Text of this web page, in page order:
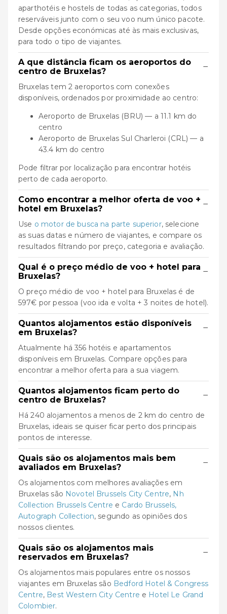
aparthotéis e hostels de todas as categorias, todos
reserváveis junto com o seu voo num único pacote.
Desde opções económicas até às mais exclusivas,
para todo o tipo de viajantes.
A que distância ficam os aeroportos do
centro de Bruxelas?
−
Bruxelas tem 2 aeroportos com conexões
disponíveis, ordenados por proximidade ao centro:
Aeroporto de Bruxelas (BRU) — a 11.1 km do
centro
Aeroporto de Bruxelas Sul Charleroi (CRL) — a
43.4 km do centro
Pode filtrar por localização para encontrar hotéis
perto de cada aeroporto.
Como encontrar a melhor oferta de voo +
hotel em Bruxelas?
−
Use o motor de busca na parte superior, selecione
as suas datas e número de viajantes, e compare os
resultados filtrando por preço, categoria e avaliação.
Qual é o preço médio de voo + hotel para
Bruxelas?
−
O preço médio de voo + hotel para Bruxelas é de
597€ por pessoa (voo ida e volta + 3 noites de hotel).
Quantos alojamentos estão disponíveis
em Bruxelas?
−
Atualmente há 356 hotéis e apartamentos
disponíveis em Bruxelas. Compare opções para
encontrar a melhor oferta para a sua viagem.
Quantos alojamentos ficam perto do
centro de Bruxelas?
−
Há 240 alojamentos a menos de 2 km do centro de
Bruxelas, ideais se quiser ficar perto dos principais
pontos de interesse.
Quais são os alojamentos mais bem
avaliados em Bruxelas?
−
Os alojamentos com melhores avaliações em
Bruxelas são Novotel Brussels City Centre, Nh
Collection Brussels Centre e Cardo Brussels,
Autograph Collection, segundo as opiniões dos
nossos clientes.
Quais são os alojamentos mais
reservados em Bruxelas?
−
Os alojamentos mais populares entre os nossos
viajantes em Bruxelas são Bedford Hotel & Congress
Centre, Best Western City Centre e Hotel Le Grand
Colombier.